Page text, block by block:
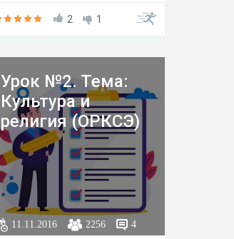
2 1
Урок №2. Тема:
Культура и
религия (ОРКСЭ)
11.11.2016 2256 4